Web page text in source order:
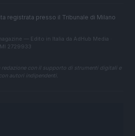
registrata presso il Tribunale di Milano
— Edito in Italia da AdHub Media
2729933
con il supporto di strumenti digitali e
autori indipendenti.